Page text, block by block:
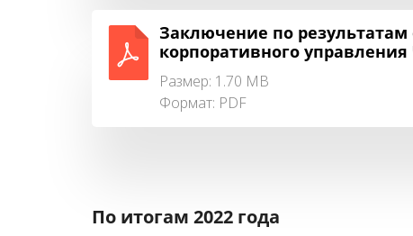
Заключение по
корпоративного управления
Размер: 1.70 MB
Формат: PDF
По итогам 2022 года